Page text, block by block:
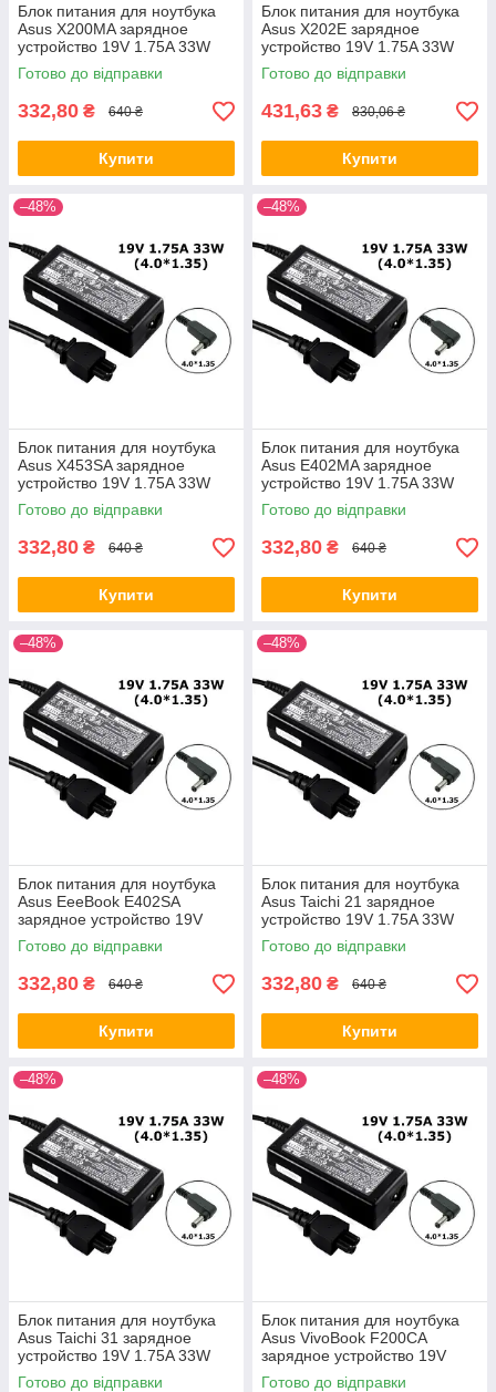
Блок питания для ноутбука
Asus X200MA зарядное
устройство 19V 1.75A 33W
4.0*1.35
Готово до відправки
332,80 ₴ 640 ₴
Купити
Блок питания для ноутбука
Asus X202E зарядное
устройство 19V 1.75A 33W
4.0*1.35
Готово до відправки
431,63 ₴ 830,06 ₴
Купити
–48%
Блок питания для ноутбука
Asus X453SA зарядное
устройство 19V 1.75A 33W
4.0*1.35
Готово до відправки
332,80 ₴ 640 ₴
Купити
–48%
Блок питания для ноутбука
Asus E402MA зарядное
устройство 19V 1.75A 33W
4.0*1.35
Готово до відправки
332,80 ₴ 640 ₴
Купити
–48%
Блок питания для ноутбука
Asus EeeBook E402SA
зарядное устройство 19V
1.75A 33W 4.0*1.35
Готово до відправки
332,80 ₴ 640 ₴
Купити
–48%
Блок питания для ноутбука
Asus Taichi 21 зарядное
устройство 19V 1.75A 33W
4.0*1.35
Готово до відправки
332,80 ₴ 640 ₴
Купити
–48%
Блок питания для ноутбука
Asus Taichi 31 зарядное
устройство 19V 1.75A 33W
4.0*1.35
Готово до відправки
–48%
Блок питания для ноутбука
Asus VivoBook F200CA
зарядное устройство 19V
1.75A 33W 4.0*1.35
Готово до відправки